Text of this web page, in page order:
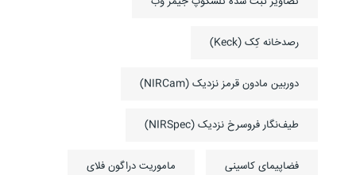
رصدخانه کِک (Keck)
دوربین مادون قرمز نزدیک (NIRCam)
طیف‌نگار فروسرخ نزدیک (NIRSpec)
فضاپیمای کاسینی ماموریت دراگون فلای